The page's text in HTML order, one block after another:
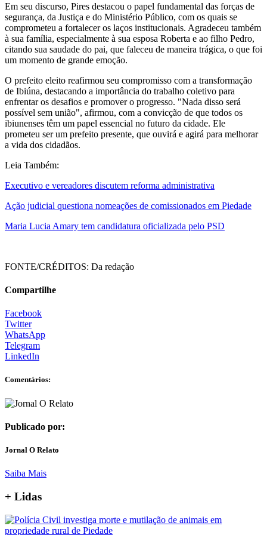
Em seu discurso, Pires destacou o papel fundamental das forças de
segurança, da Justiça e do Ministério Público, com os quais se
comprometeu a fortalecer os laços institucionais. Agradeceu também
à sua família, especialmente à sua esposa Roberta e ao filho Pedro,
citando sua saudade do pai, que faleceu de maneira trágica, o que foi
um momento de grande emoção.
O prefeito eleito reafirmou seu compromisso com a transformação
de Ibiúna, destacando a importância do trabalho coletivo para
enfrentar os desafios e promover o progresso. "Nada disso será
possível sem união", afirmou, com a convicção de que todos os
ibiunenses têm um papel essencial no futuro da cidade. Ele
prometeu ser um prefeito presente, que ouvirá e agirá para melhorar
a vida dos cidadãos.
Leia Também:
Executivo e vereadores discutem reforma administrativa
Ação judicial questiona nomeações de comissionados em Piedade
Maria Lucia Amary tem candidatura oficializada pelo PSD
FONTE/CRÉDITOS: Da redação
Compartilhe
Facebook
Twitter
WhatsApp
Telegram
LinkedIn
Comentários:
Publicado por:
Jornal O Relato
Saiba Mais
+ Lidas